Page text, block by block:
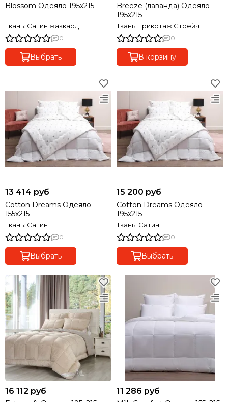
Blossom Одеяло 195х215
Ткань: Сатин жаккард
0
Выбрать
Breeze (лаванда) Одеяло
195х215
Ткань: Трикотаж Стрейч
0
В корзину
13 414 руб
Cotton Dreams Одеяло
155х215
Ткань: Сатин
0
Выбрать
15 200 руб
Cotton Dreams Одеяло
195х215
Ткань: Сатин
0
Выбрать
16 112 руб 11 286 руб